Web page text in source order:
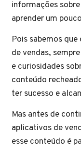
informações
aprender um
Pois sabemos
de vendas,
e curiosidades
conteúdo
ter sucesso e
Mas antes de
aplicativos de
esse conteúdo é